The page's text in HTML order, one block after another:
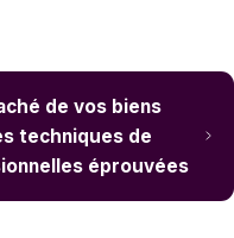
de vos biens
techniques de
éprouvées